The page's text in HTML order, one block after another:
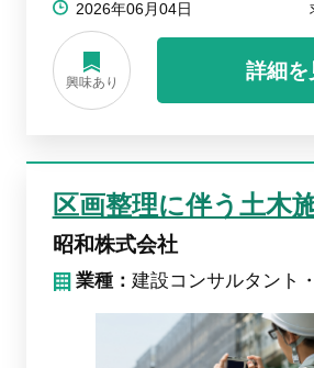
2026年06月04日
興味あり
詳細を
区画整理に伴う土木
昭和株式会社
業種：建設コンサルタント